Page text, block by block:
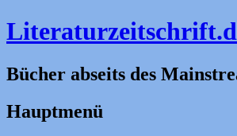
Bücher abseits des
Hauptmenü